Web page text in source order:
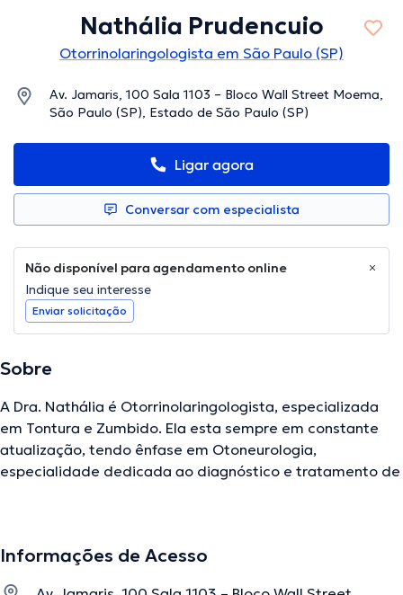
Nathália Prudencuio
Otorrinolaringologista em São Paulo (SP)
Av. Jamaris, 100 Sala 1103 – Bloco Wall Street Moema,
São Paulo (SP), Estado de São Paulo (SP)
Ligar agora
Conversar com especialista
Não disponível para agendamento online
Indique seu interesse
Enviar solicitação
Sobre
A Dra. Nathália é Otorrinolaringologista, especializada
em Tontura e Zumbido. Ela esta sempre em constante
atualização, tendo ênfase em Otoneurologia,
especialidade dedicada ao diagnóstico e tratamento de
ao lado do Parque do Ibirapuera.
Informações de Acesso